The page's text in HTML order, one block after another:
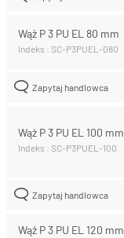
Wąż P 3 PU EL 80 mm
Indeks : SC-P3PUEL-080
Zapytaj handlowca
Wąż P 3 PU EL 100 mm
Indeks : SC-P3PUEL-100
Zapytaj handlowca
Wąż P 3 PU EL 120 mm